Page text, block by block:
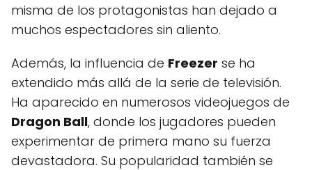
misma de los protagonistas han dejado a
muchos espectadores sin aliento.
Además, la influencia de Freezer se ha
extendido más allá de la serie de televisión.
Ha aparecido en numerosos videojuegos de
Dragon Ball, donde los jugadores pueden
experimentar de primera mano su fuerza
devastadora. Su popularidad también se